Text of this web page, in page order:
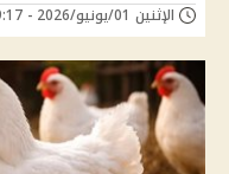
الإثنين 01/يونيو/2026 - 09:17 ص